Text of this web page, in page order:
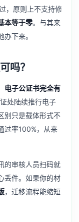
，原则上不支持修
本等于零。与其来
下来。
吗？
电子公证书完全有
处陆续推行电子
别只是载体形式不
过率100%，从来
的审核人员扫码就
丢件。如果你的材
，迁移流程能缩短